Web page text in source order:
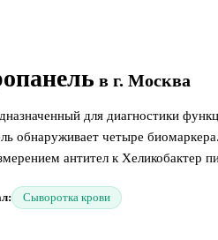
в г. Москва
для диагностики
обнаруживает четыре
антител к Хеликобактер
рака желудка, Гастропанель
Сыворотка крови